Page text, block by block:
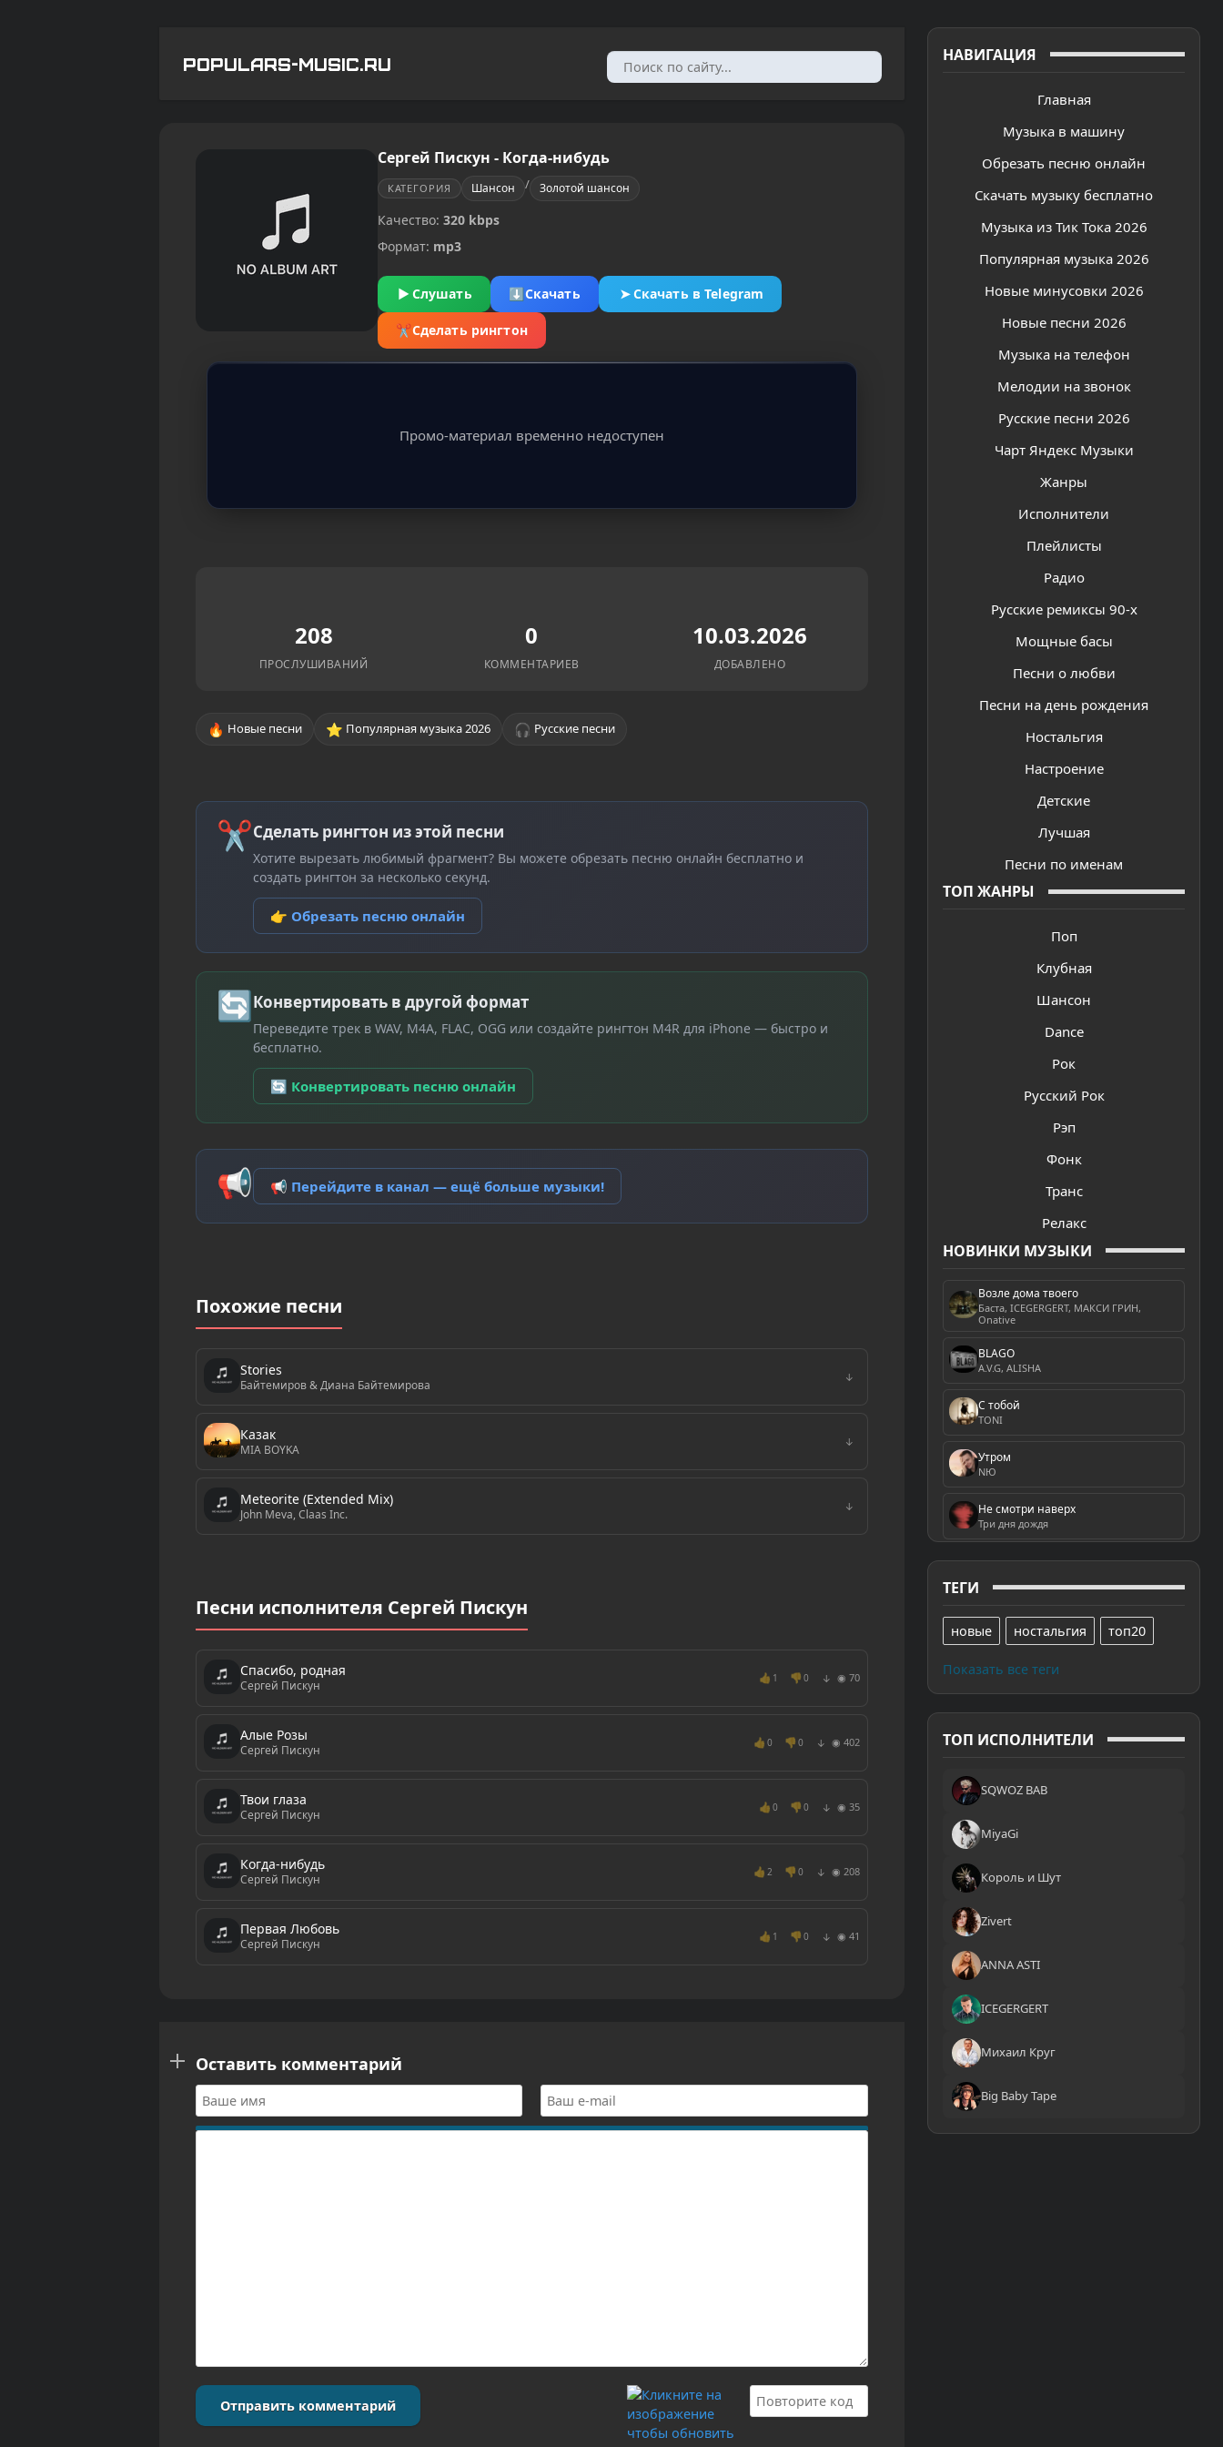
POPULARS-MUSIC.RU НАВИГАЦИЯ
Главная
Музыка в машину
Обрезать песню онлайн
Скачать музыку бесплатно
Музыка из Тик Тока 2026
Популярная музыка 2026
Новые минусовки 2026
Новые песни 2026
Музыка на телефон
Мелодии на звонок
Русские песни 2026
Чарт Яндекс Музыки
Жанры
Исполнители
Плейлисты
Радио
Русские ремиксы 90-х
Мощные басы
Песни о любви
Песни на день рождения
Ностальгия
Настроение
Детские
Лучшая
Песни по именам
ТОП ЖАНРЫ
Поп
Клубная
Шансон
Dance
Рок
Русский Рок
Рэп
Фонк
Транс
Релакс
НОВИНКИ МУЗЫКИ
Возле дома твоего
Баста, ICEGERGERT, МАКСИ ГРИН,
Onative
BLAGO
A.V.G, ALISHA
С тобой
TONI
Утром
NЮ
Не смотри наверх
Три дня дождя
ТЕГИ
новые ностальгия топ20
Показать все теги
ТОП ИСПОЛНИТЕЛИ
SQWOZ BAB
MiyaGi
Король и Шут
Zivert
ANNA ASTI
ICEGERGERT
Михаил Круг
Big Baby Tape
Сергей Пискун - Когда-нибудь
КАТЕГОРИЯ Шансон / Золотой шансон
Качество: 320 kbps
Формат: mp3
▶ Слушать ⬇Скачать ➤Скачать в Telegram
✂Сделать рингтон
Промо-материал временно недоступен
208
ПРОСЛУШИВАНИЙ
0
КОММЕНТАРИЕВ
10.03.2026
ДОБАВЛЕНО
🔥 Новые песни ⭐ Популярная музыка 2026 🎧 Русские песни
✂Сделать рингтон из этой песни
Хотите вырезать любимый фрагмент? Вы можете обрезать песню онлайн бесплатно и
создать рингтон за несколько секунд.
👉 Обрезать песню онлайн
🔄Конвертировать в другой формат
Переведите трек в WAV, M4A, FLAC, OGG или создайте рингтон M4R для iPhone — быстро и
бесплатно.
🔄 Конвертировать песню онлайн
📢 📢 Перейдите в канал — ещё больше музыки!
Похожие песни
Stories
Байтемиров & Диана Байтемирова ↓
Казак
MIA BOYKA ↓
Meteorite (Extended Mix)
John Meva, Claas Inc. ↓
Песни исполнителя Сергей Пискун
Спасибо, родная
Сергей Пискун
👍 1 👎 0 ↓ ◉ 70
Алые Розы
Сергей Пискун
👍 0 👎 0 ↓ ◉ 402
Твои глаза
Сергей Пискун
👍 0 👎 0 ↓ ◉ 35
Когда-нибудь
Сергей Пискун
👍 2 👎 0 ↓ ◉ 208
Первая Любовь
Сергей Пискун
👍 1 👎 0 ↓ ◉ 41
Оставить комментарий
Отправить комментарий